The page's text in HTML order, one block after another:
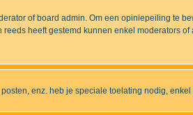
of board admin. Om een opiniepeiling te
heeft gestemd kunnen enkel moderators
enz. heb je speciale toelating nodig,